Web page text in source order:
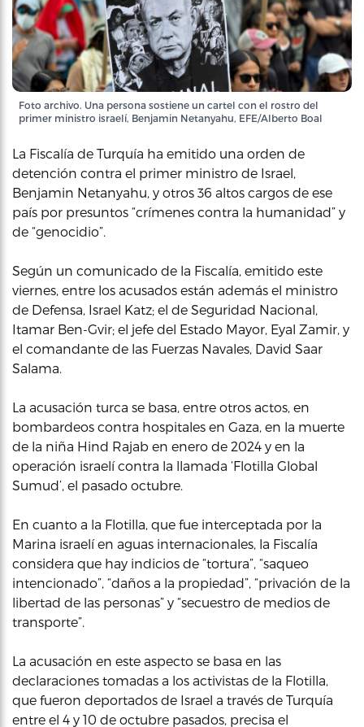
Foto archivo. Una persona sostiene un cartel con el rostro del
primer ministro israelí, Benjamin Netanyahu, EFE/Alberto Boal
La Fiscalía de Turquía ha emitido una orden de
detención contra el primer ministro de Israel,
Benjamin Netanyahu, y otros 36 altos cargos de ese
país por presuntos “crímenes contra la humanidad” y
de “genocidio”.
Según un comunicado de la Fiscalía, emitido este
viernes, entre los acusados están además el ministro
de Defensa, Israel Katz; el de Seguridad Nacional,
Itamar Ben-Gvir; el jefe del Estado Mayor, Eyal Zamir, y
el comandante de las Fuerzas Navales, David Saar
Salama.
La acusación turca se basa, entre otros actos, en
bombardeos contra hospitales en Gaza, en la muerte
de la niña Hind Rajab en enero de 2024 y en la
operación israelí contra la llamada ‘Flotilla Global
Sumud’, el pasado octubre.
En cuanto a la Flotilla, que fue interceptada por la
Marina israelí en aguas internacionales, la Fiscalía
considera que hay indicios de “tortura”, “saqueo
intencionado”, “daños a la propiedad”, “privación de la
libertad de las personas” y “secuestro de medios de
transporte”.
La acusación en este aspecto se basa en las
declaraciones tomadas a los activistas de la Flotilla,
que fueron deportados de Israel a través de Turquía
entre el 4 y 10 de octubre pasados, precisa el